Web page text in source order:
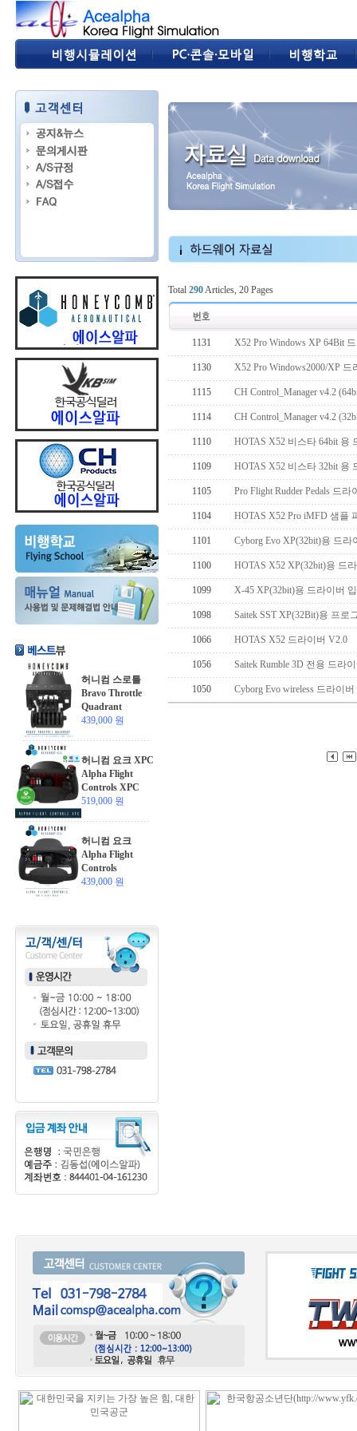
허니컴 스로틀
Bravo Throttle
Quadrant
439,000 원
허니컴 요크 XPC
Alpha Flight
Controls XPC
519,000 원
허니컴 요크
Alpha Flight
Controls
439,000 원
Total 290Articles, 20 Pages
1131 X52 Pro Windows XP 64Bit
1130 X52 Pro Windows2000/XP
1115 CH Control_Manager v4.2
1114 CH Control_Manager v4.2
1110 HOTAS X52 비스타 64bit 용
1109 HOTAS X52 비스타 32bit 용
1105 Pro Flight Rudder Pedals 드라
1104 HOTAS X52 Pro iMFD 샘플
1101 Cyborg Evo XP(32bit)용 드라
1100 HOTAS X52 XP(32bit)용 드
1099 X-45 XP(32bit)용 드라이버
1098 Saitek SST XP(32Bit)용 프로
1066 HOTAS X52 드라이버 V2.0
1056 Saitek Rumble 3D 전용 드라
1050 Cyborg Evo wireless 드라이